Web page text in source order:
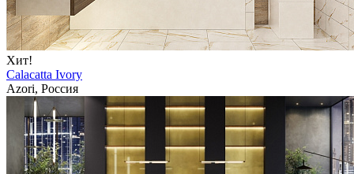
Хит!
Calacatta Ivory
Azori, Россия